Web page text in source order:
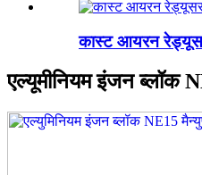
कास्ट आयरन
एल्यूमीनियम इंजन ब्लॉक